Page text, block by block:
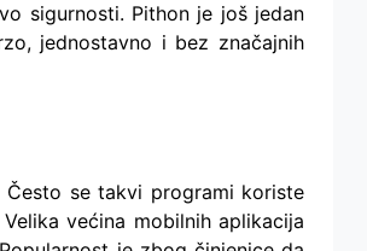
sigurnosti. Pithon je još jedan
jednostavno i bez značajnih
se takvi programi koriste
većina mobilnih aplikacija